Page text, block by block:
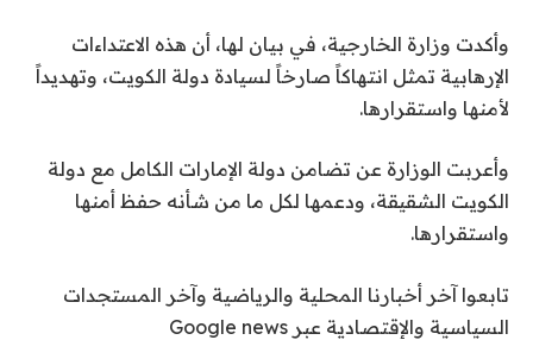
وأكدت وزارة الخارجية، في بيان لها، أن هذه الاعتداءات
الإرهابية تمثل انتهاكاً صارخاً لسيادة دولة الكويت، وتهديداً
لأمنها واستقرارها.
وأعربت الوزارة عن تضامن دولة الإمارات الكامل مع دولة
الكويت الشقيقة، ودعمها لكل ما من شأنه حفظ أمنها
واستقرارها.
تابعوا آخر أخبارنا المحلية والرياضية وآخر المستجدات
السياسية والإقتصادية عبر Google news